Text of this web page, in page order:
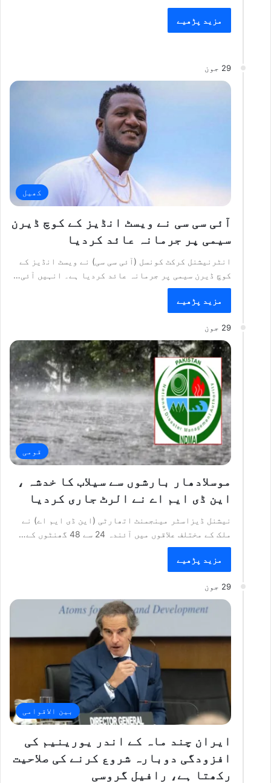
مزید پڑھیے
29 جون
کھیل
آئی سی سی نے ویسٹ انڈیز کے کوچ ڈیرن
سیمی پر جرمانہ عائد کردیا
انٹرنیشنل کرکٹ کونسل (آئی سی سی) نے ویسٹ انڈیز کے
کوچ ڈیرن سیمی پر جرمانہ عائد کردیا ہے۔ انہیں آئی…
مزید پڑھیے
29 جون
قومی
موسلادھار بارشوں سے سیلاب کا خدشہ ،
این ڈی ایم اے نے الرٹ جاری کردیا
نیشنل ڈیزاسٹر مینجمنٹ اتھارٹی (این ڈی ایم اے) نے
ملک کے مختلف علاقوں میں آئندہ 24 سے 48 گھنٹوں کے…
مزید پڑھیے
29 جون
بین الاقوامی
ایران چند ماہ کے اندر یورینیم کی
افزودگی دوبارہ شروع کرنے کی صلاحیت
رکھتا ہے، رافیل گروسی